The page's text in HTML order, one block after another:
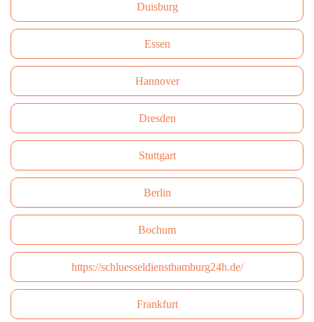
Duisburg
Essen
Hannover
Dresden
Stuttgart
Berlin
Bochum
https://schluesseldiensthamburg24h.de/
Frankfurt